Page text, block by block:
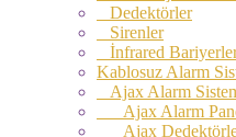
Dedektörler
Sirenler
İnfrared
Kablosuz Alarm
Ajax Alarm
Ajax Alarm
Ajax